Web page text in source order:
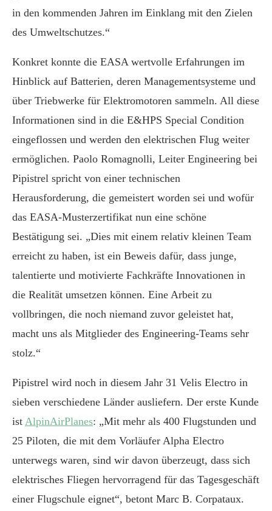
in den kommenden Jahren im Einklang mit den Zielen
des Umweltschutzes.“
Konkret konnte die EASA wertvolle Erfahrungen im
Hinblick auf Batterien, deren Managementsysteme und
über Triebwerke für Elektromotoren sammeln. All diese
Informationen sind in die E&HPS Special Condition
eingeflossen und werden den elektrischen Flug weiter
ermöglichen. Paolo Romagnolli, Leiter Engineering bei
Pipistrel spricht von einer technischen
Herausforderung, die gemeistert worden sei und wofür
das EASA-Musterzertifikat nun eine schöne
Bestätigung sei. „Dies mit einem relativ kleinen Team
erreicht zu haben, ist ein Beweis dafür, dass junge,
talentierte und motivierte Fachkräfte Innovationen in
die Realität umsetzen können. Eine Arbeit zu
vollbringen, die noch niemand zuvor geleistet hat,
macht uns als Mitglieder des Engineering-Teams sehr
stolz.“
Pipistrel wird noch in diesem Jahr 31 Velis Electro in
sieben verschiedene Länder ausliefern. Der erste Kunde
ist AlpinAirPlanes: „Mit mehr als 400 Flugstunden und
25 Piloten, die mit dem Vorläufer Alpha Electro
unterwegs waren, sind wir davon überzeugt, dass sich
elektrisches Fliegen hervorragend für das Tagesgeschäft
einer Flugschule eignet“, betont Marc B. Corpataux.